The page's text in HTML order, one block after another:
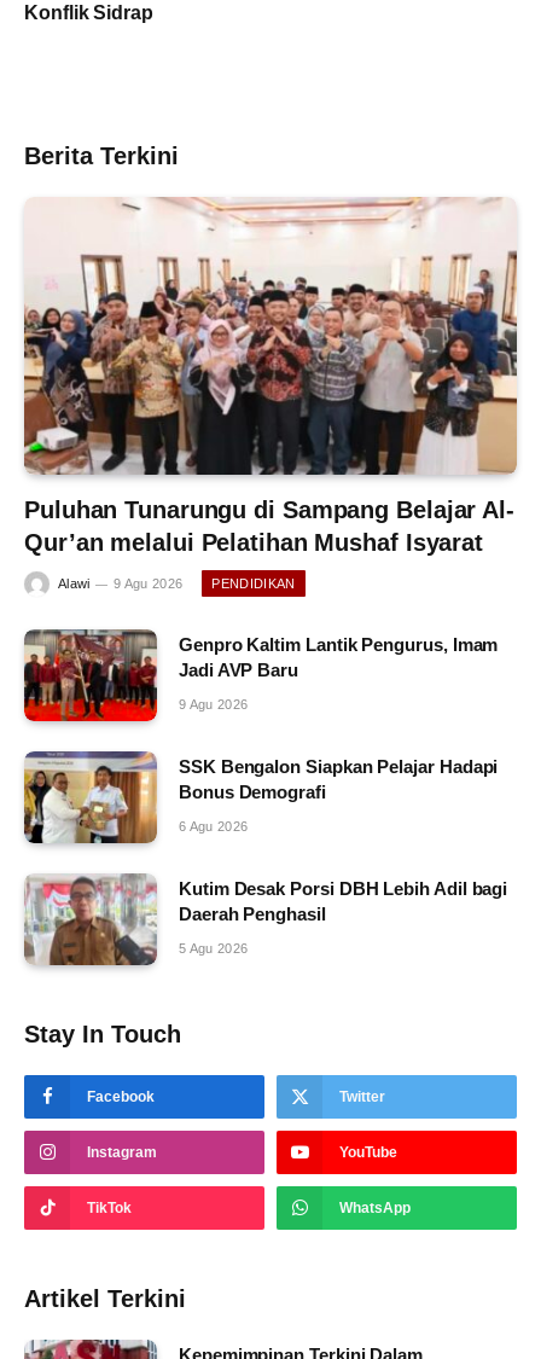
Konflik Sidrap
Berita Terkini
Puluhan Tunarungu di Sampang Belajar Al-
Qur’an melalui Pelatihan Mushaf Isyarat
Alawi 9 Agu 2026 PENDIDIKAN
Genpro Kaltim Lantik Pengurus, Imam
Jadi AVP Baru
9 Agu 2026
SSK Bengalon Siapkan Pelajar Hadapi
Bonus Demografi
6 Agu 2026
Kutim Desak Porsi DBH Lebih Adil bagi
Daerah Penghasil
5 Agu 2026
Stay In Touch
Facebook Twitter
Instagram YouTube
TikTok WhatsApp
Artikel Terkini
Kepemimpinan Terkini Dalam